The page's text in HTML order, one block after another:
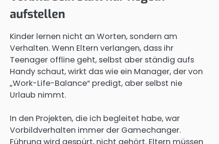
aufstellen
Kinder lernen nicht an Worten, sondern am
Verhalten. Wenn Eltern verlangen, dass ihr
Teenager offline geht, selbst aber ständig aufs
Handy schaut, wirkt das wie ein Manager, der von
„Work-Life-Balance“ predigt, aber selbst nie
Urlaub nimmt.
In den Projekten, die ich begleitet habe, war
Vorbildverhalten immer der Gamechanger.
Führung wird gespürt, nicht gehört. Eltern müssen